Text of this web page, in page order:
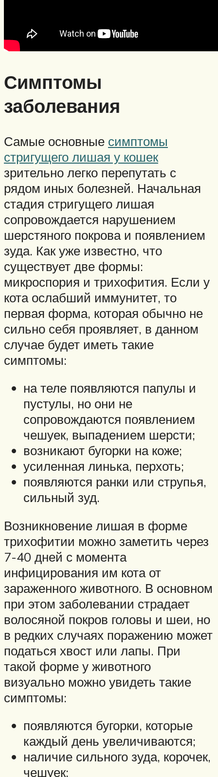
Симптомы
заболевания
Самые основные симптомы
стригущего лишая у кошек
зрительно легко перепутать с
рядом иных болезней. Начальная
стадия стригущего лишая
сопровождается нарушением
шерстяного покрова и появлением
зуда. Как уже известно, что
существует две формы:
микроспория и трихофития. Если у
кота ослабший иммунитет, то
первая форма, которая обычно не
сильно себя проявляет, в данном
случае будет иметь такие
симптомы:
на теле появляются папулы и
пустулы, но они не
сопровождаются появлением
чешуек, выпадением шерсти;
возникают бугорки на коже;
усиленная линька, перхоть;
появляются ранки или струпья,
сильный зуд.
Возникновение лишая в форме
трихофитии можно заметить через
7-40 дней с момента
инфицирования им кота от
зараженного животного. В основном
при этом заболевании страдает
волосяной покров головы и шеи, но
в редких случаях поражению может
податься хвост или лапы. При
такой форме у животного
визуально можно увидеть такие
симптомы:
появляются бугорки, которые
каждый день увеличиваются;
наличие сильного зуда, корочек,
чешуек;